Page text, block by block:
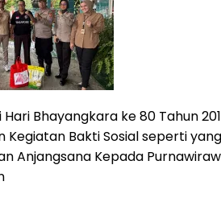
Bhayangkara ke 80 Tahun
Kegiatan Bakti Sosial seperti
Anjangsana Kepada